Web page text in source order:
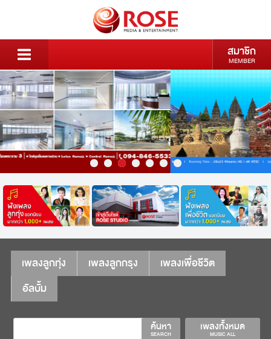
สมาชิก
MEMBER
เพลงลูกทุ่ง เพลงลูกกรุง
เพลงเพื่อชีวิต
อัลบั้ม
เพลงทั้งหมด
MUSIC ALL
ค้นหา
SEARCH